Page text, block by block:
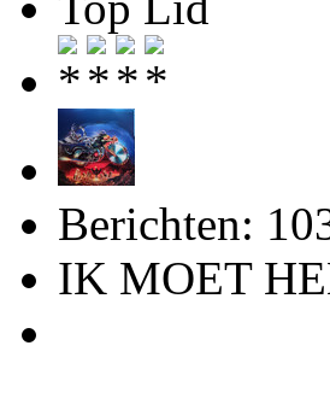
Berichten:
IK MOET